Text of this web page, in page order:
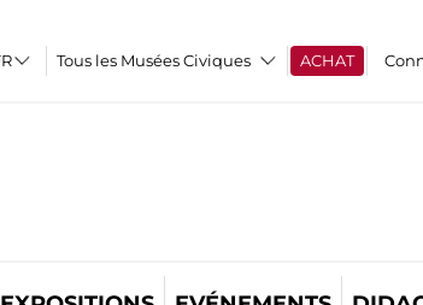
Tous les Musées Civiques ACHAT